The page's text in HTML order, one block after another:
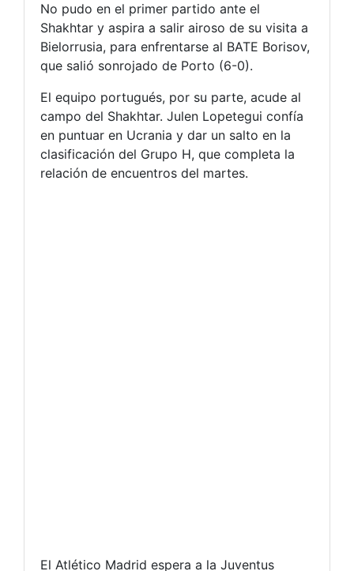
No pudo en el primer partido ante el
Shakhtar y aspira a salir airoso de su visita a
Bielorrusia, para enfrentarse al BATE Borisov,
que salió sonrojado de Porto (6-0).
El equipo portugués, por su parte, acude al
campo del Shakhtar. Julen Lopetegui confía
en puntuar en Ucrania y dar un salto en la
clasificación del Grupo H, que completa la
relación de encuentros del martes.
El Atlético Madrid espera a la Juventus